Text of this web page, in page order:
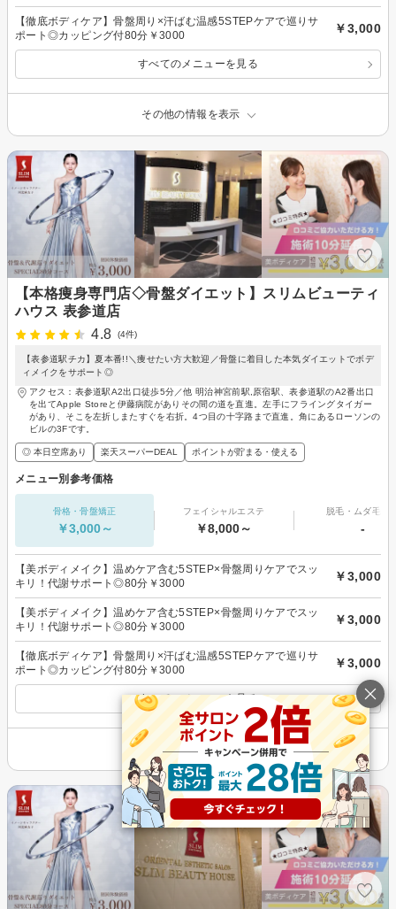
【徹底ボディケア】骨盤周り×汗ばむ温感5STEPケアで巡りサ
ポート◎カッピング付80分￥3000
￥3,000
すべてのメニューを見る
その他の情報を表示
【本格痩身専門店◇骨盤ダイエット】スリムビューティ
ハウス 表参道店
4.8
(4件)
【表参道駅チカ】夏本番!!＼痩せたい方大歓迎／骨盤に着目した本気ダイエットでボデ
ィメイクをサポート◎
アクセス：表参道駅A2出口徒歩5分／他 明治神宮前駅,原宿駅、表参道駅のA2番出口
を出てApple Storeと伊藤病院がありその間の道を直進。左手にフライングタイガー
があり、そこを左折しまたすぐを右折。4つ目の十字路まで直進。角にあるローソンの
ビルの3Fです。
◎ 本日空席あり 楽天スーパーDEAL ポイントが貯まる・使える
メニュー別参考価格
骨格・骨盤矯正
￥3,000～
フェイシャルエステ
￥8,000～
脱毛・ムダ毛処
-
【美ボディメイク】温めケア含む5STEP×骨盤周りケアでスッ
キリ！代謝サポート◎80分￥3000
￥3,000
【美ボディメイク】温めケア含む5STEP×骨盤周りケアでスッ
キリ！代謝サポート◎80分￥3000
￥3,000
【徹底ボディケア】骨盤周り×汗ばむ温感5STEPケアで巡りサ
ポート◎カッピング付80分￥3000
￥3,000
すべてのメニューを見る
その他の情報を表示